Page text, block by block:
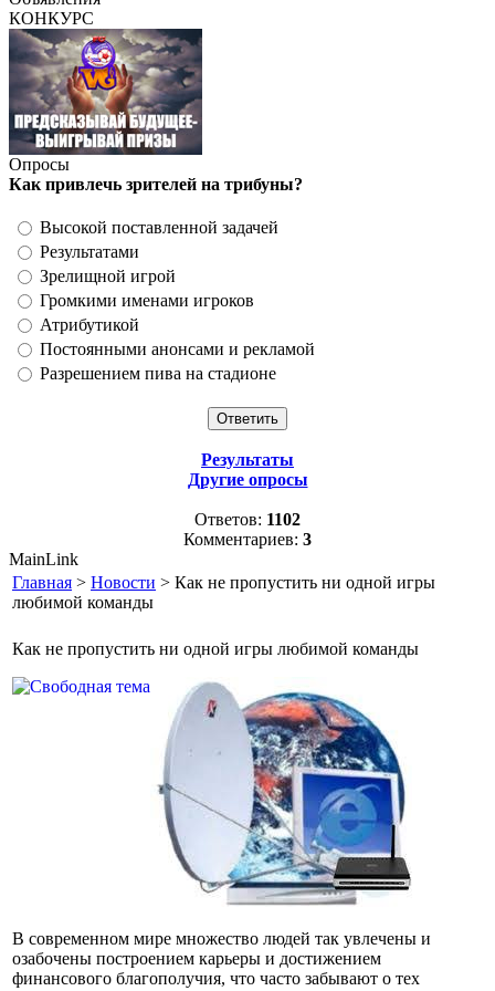
КОНКУРС
Опросы
Как привлечь зрителей на трибуны?
Высокой поставленной задачей
Результатами
Зрелищной игрой
Громкими именами игроков
Атрибутикой
Постоянными анонсами и рекламой
Разрешением пива на стадионе
Результаты
Другие опросы
Ответов: 1102
Комментариев: 3
MainLink
Главная > Новости > Как не пропустить ни одной игры
любимой команды
Как не пропустить ни одной игры любимой команды
В современном мире множество людей так увлечены и
озабочены построением карьеры и достижением
финансового благополучия, что часто забывают о тех